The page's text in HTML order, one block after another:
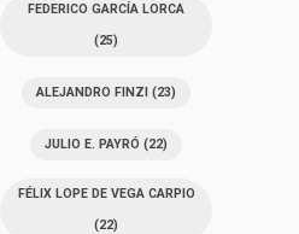
FEDERICO GARCÍA LORCA
(25)
ALEJANDRO FINZI (23)
JULIO E. PAYRÓ (22)
FÉLIX LOPE DE VEGA CARPIO
(22)